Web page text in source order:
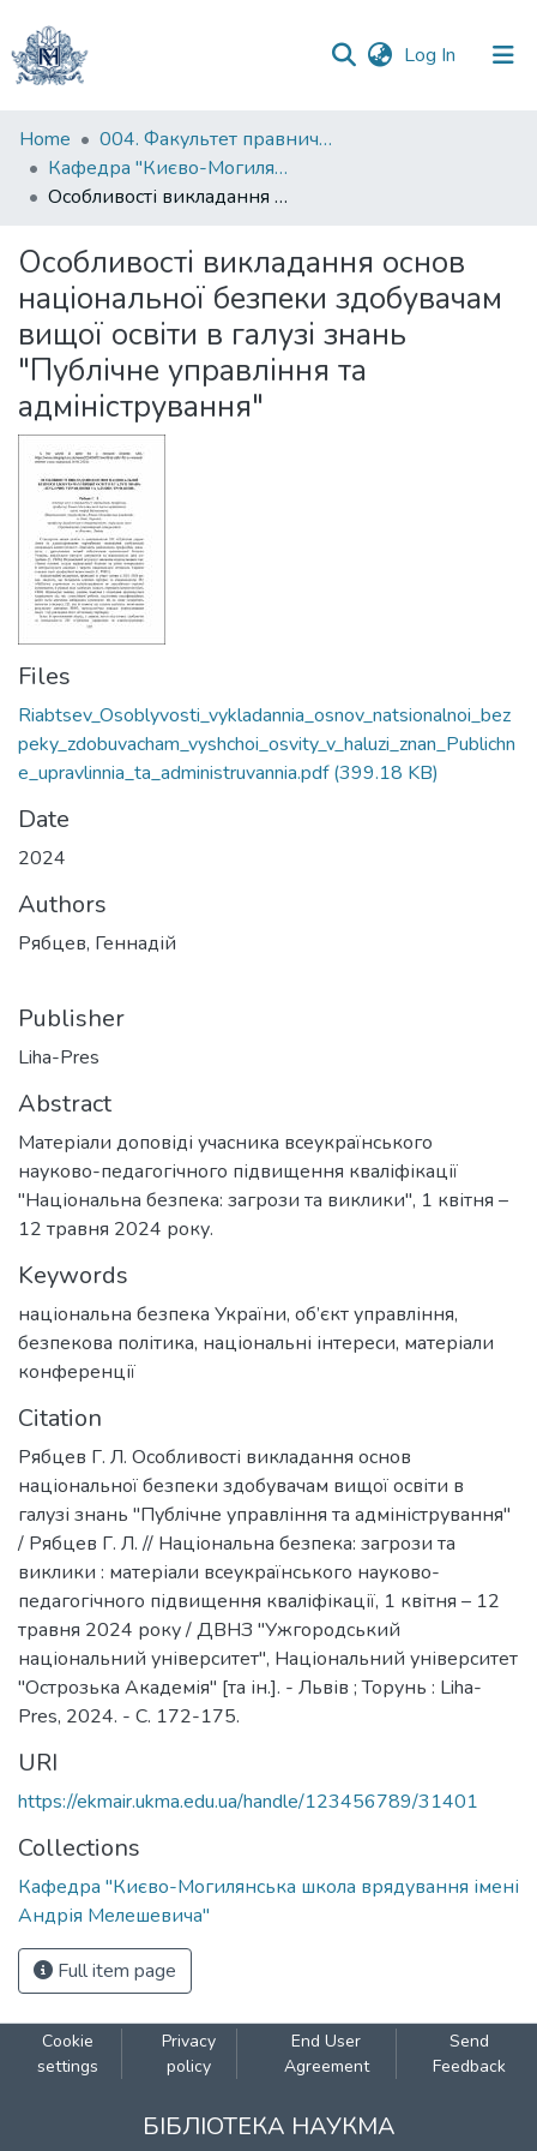
Log In (current)
Communities
&
Collections
Statistics
Home
004. Факультет правничих наук
Кафедра "Києво-Могилянська школа врядування імені Андрія Мелешевича"
Особливості викладання основ національної безпеки здобувачам вищої освіти в галузі знань "Публічне управління та адміністрування"
Особливості викладання основ
національної безпеки здобувачам
вищої освіти в галузі знань
"Публічне управління та
адміністрування"
Files
Riabtsev_Osoblyvosti_vykladannia_osnov_natsionalnoi_bez
peky_zdobuvacham_vyshchoi_osvity_v_haluzi_znan_Publichn
e_upravlinnia_ta_administruvannia.pdf(399.18 KB)
Date
2024
Authors
Рябцев, Геннадій
Publisher
Liha-Pres
Abstract
Матеріали доповіді учасника всеукраїнського
науково-педагогічного підвищення кваліфікації
"Національна безпека: загрози та виклики", 1 квітня –
12 травня 2024 року.
Keywords
національна безпека України, об’єкт управління,
безпекова політика, національні інтереси, матеріали
конференції
Citation
Рябцев Г. Л. Особливості викладання основ
національної безпеки здобувачам вищої освіти в
галузі знань "Публічне управління та адміністрування"
/ Рябцев Г. Л. // Національна безпека: загрози та
виклики : матеріали всеукраїнського науково-
педагогічного підвищення кваліфікації, 1 квітня – 12
травня 2024 року / ДВНЗ "Ужгородський
національний університет", Національний університет
"Острозька Академія" [та ін.]. - Львів ; Торунь : Liha-
Pres, 2024. - C. 172-175.
URI
https://ekmair.ukma.edu.ua/handle/123456789/31401
Collections
Кафедра "Києво-Могилянська школа врядування імені
Андрія Мелешевича"
Full item page
Cookie
settings
Privacy
policy
End User
Agreement
Send
Feedback
БІБЛІОТЕКА НАУКМА